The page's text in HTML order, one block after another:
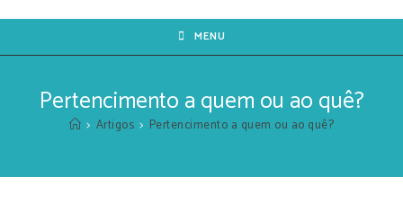
MENU
Pertencimento a quem ou ao quê?
> Artigos > Pertencimento a quem ou ao quê?